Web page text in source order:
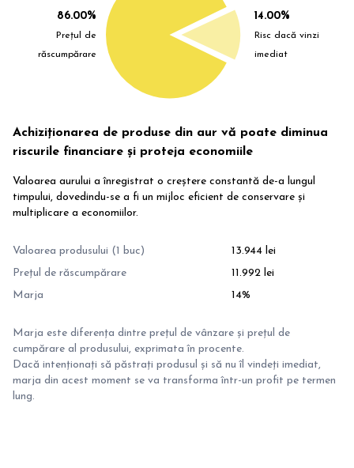
86.00%
Prețul de
răscumpărare
14.00%
Risc dacă vinzi
imediat
Achiziționarea de produse din aur vă poate diminua
riscurile financiare și proteja economiile
Valoarea aurului a înregistrat o creștere constantă de-a lungul
timpului, dovedindu-se a fi un mijloc eficient de conservare și
multiplicare a economiilor.
Valoarea produsului (1 buc)
13.944 lei
Prețul de răscumpărare
11.992 lei
Marja
14%
Marja este diferența dintre prețul de vânzare și prețul de
cumpărare al produsului, exprimata în procente.
Dacă intenționați să păstrați produsul și să nu îl vindeți imediat,
marja din acest moment se va transforma într-un profit pe termen
lung.